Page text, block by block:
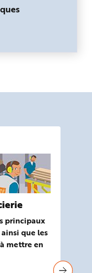
principaux
que les
mettre en